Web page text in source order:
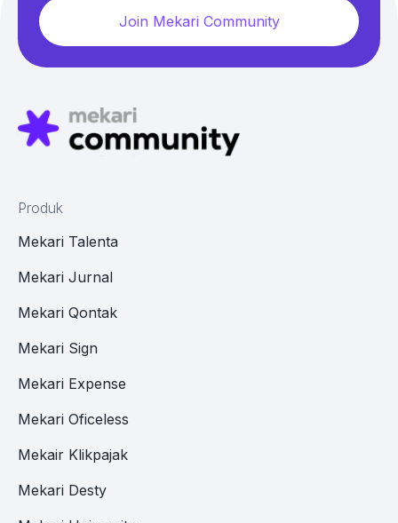
Join Mekari Community
Produk
Mekari Talenta
Mekari Jurnal
Mekari Qontak
Mekari Sign
Mekari Expense
Mekari Oficeless
Mekair Klikpajak
Mekari Desty